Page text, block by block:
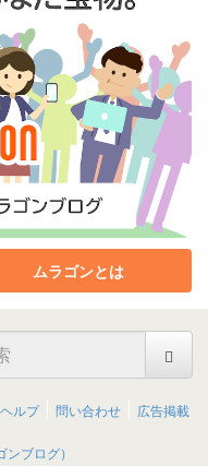
ムラゴンとは
ヘルプ 問い合わせ 広告掲載
ブログ）